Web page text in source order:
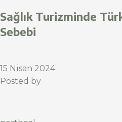
Sağlık Turizminde
Sebebi
15 Nisan 2024
Posted by